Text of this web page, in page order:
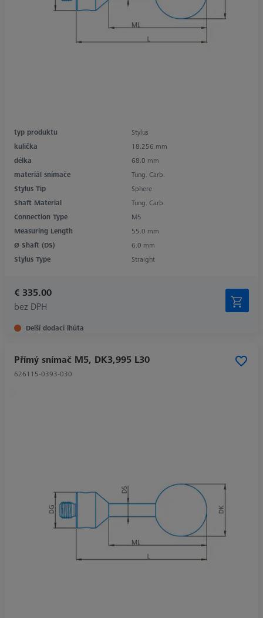
typ produktu
Stylus
kulička
18.256 mm
délka
68.0 mm
materiál snímače
Tung. Carb.
Stylus Tip
Sphere
Shaft Material
Tung. Carb.
Connection Type
M5
Measuring Length
55.0 mm
Ø Shaft (DS)
6.0 mm
Stylus Type
Straight
€ 335.00
bez DPH
Delší dodací lhůta
Přímý snímač M5, DK3,995 L30
626115-0393-030